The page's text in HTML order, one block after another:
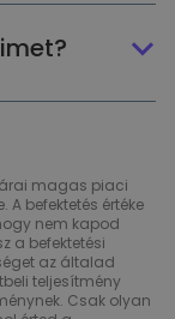
árai magas piaci
befektetés értéke
nem kapod
a befektetési
az általad
teljesítmény
Csak olyan